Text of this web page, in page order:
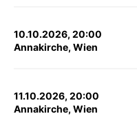
10.10.2026, 20:00
Annakirche, Wien
11.10.2026, 20:00
Annakirche, Wien